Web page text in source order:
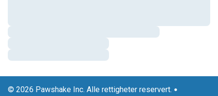
© 2026 Pawshake Inc. Alle rettigheter reservert.